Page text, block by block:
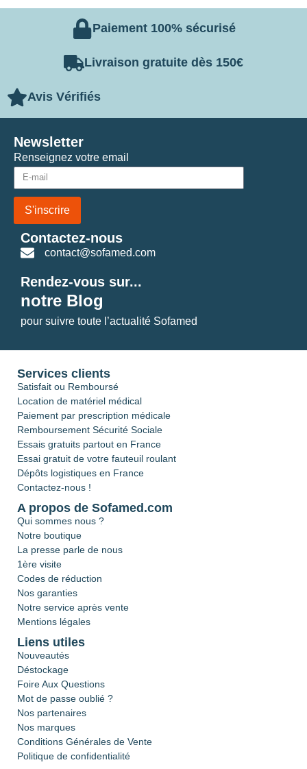
Paiement 100% sécurisé
Livraison gratuite dès 150€
Avis Vérifiés
Renseignez votre email
S'inscrire
Newsletter
Contactez-nous
contact@sofamed.com
Rendez-vous sur...
notre Blog
pour suivre toute l’actualité Sofamed
Services clients
Satisfait ou Remboursé
Location de matériel médical
Paiement par prescription médicale
Remboursement Sécurité Sociale
Essais gratuits partout en France
Essai gratuit de votre fauteuil roulant
Dépôts logistiques en France
Contactez-nous !
A propos de Sofamed.com
Qui sommes nous ?
Notre boutique
La presse parle de nous
1ère visite
Codes de réduction
Nos garanties
Notre service après vente
Mentions légales
Liens utiles
Nouveautés
Déstockage
Foire Aux Questions
Mot de passe oublié ?
Nos partenaires
Nos marques
Conditions Générales de Vente
Politique de confidentialité